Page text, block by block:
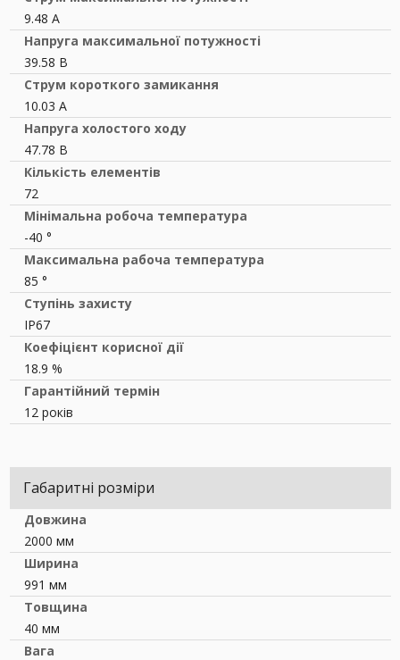
9.48 A
Напруга максимальної потужності
39.58 В
Струм короткого замикання
10.03 A
Напруга холостого ходу
47.78 В
Кількість елементів
72
Мінімальна робоча температура
-40 °
Максимальна рабоча температура
85 °
Ступінь захисту
IP67
Коефіцієнт корисної дії
18.9 %
Гарантійний термін
12 років
Габаритні розміри
Довжина
2000 мм
Ширина
991 мм
Товщина
40 мм
Вага